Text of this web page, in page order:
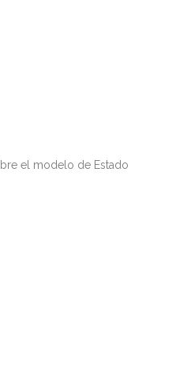
el modelo de Estado